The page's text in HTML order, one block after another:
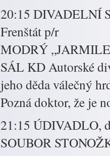
20:15 DIVADELNÍ
Frenštát p/r
MODRÝ
SÁL KD Autorské
jeho děda válečný
Pozná doktor, že je
21:15 ÚDIVADLO,
SOUBOR